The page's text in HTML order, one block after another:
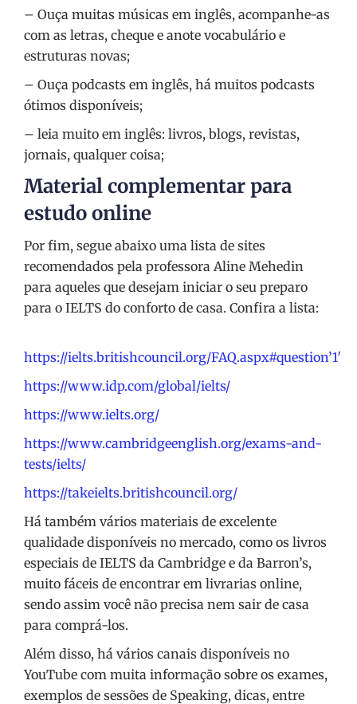
– Ouça muitas músicas em inglês, acompanhe-as
com as letras, cheque e anote vocabulário e
estruturas novas;
– Ouça podcasts em inglês, há muitos podcasts
ótimos disponíveis;
– leia muito em inglês: livros, blogs, revistas,
jornais, qualquer coisa;
Material complementar para
estudo online
Por fim, segue abaixo uma lista de sites
recomendados pela professora Aline Mehedin
para aqueles que desejam iniciar o seu preparo
para o IELTS do conforto de casa. Confira a lista:
https://ielts.britishcouncil.org/FAQ.aspx#question’1′
https://www.idp.com/global/ielts/
https://www.ielts.org/
https://www.cambridgeenglish.org/exams-and-
tests/ielts/
https://takeielts.britishcouncil.org/
Há também vários materiais de excelente
qualidade disponíveis no mercado, como os livros
especiais de IELTS da Cambridge e da Barron’s,
muito fáceis de encontrar em livrarias online,
sendo assim você não precisa nem sair de casa
para comprá-los.
Além disso, há vários canais disponíveis no
YouTube com muita informação sobre os exames,
exemplos de sessões de Speaking, dicas, entre